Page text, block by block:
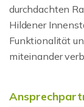
durchdachten
Hildener
Funktionalität
miteinander